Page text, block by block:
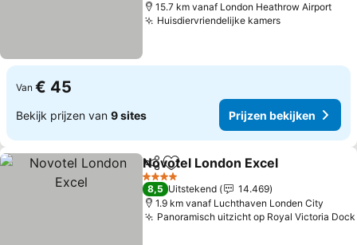
15.7 km vanaf London Heathrow Airport
Huisdiervriendelijke kamersPrijzen
Van € 45
Bekijk prijzen van 9 sites Prijzen bekijken
DelenToevoegen aan favorieten
Novotel London Excel
4 Sterren
8,5 Uitstekend
14.469
1.9 km vanaf Luchthaven Londen City
Panoramisch uitzicht op Royal Victoria Dock